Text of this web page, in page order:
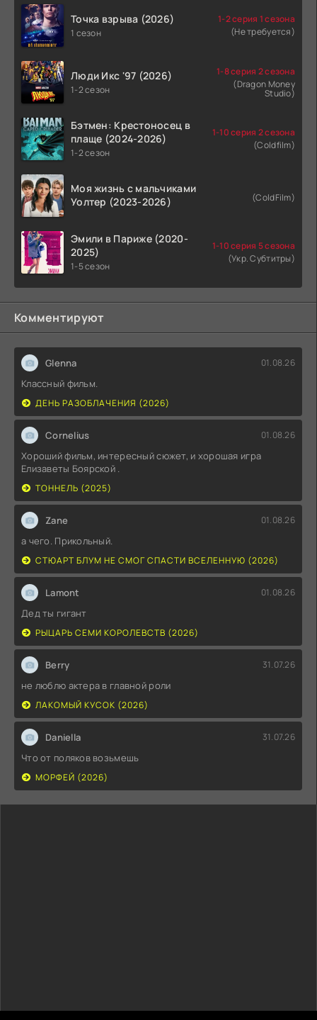
Точка взрыва (2026)
1 сезон
1-2 серия 1 сезона
(Не требуется)
Люди Икс '97 (2026)
1-2 сезон
1-8 серия 2 сезона
(Dragon Money
Studio)
Бэтмен: Крестоносец в
плаще (2024-2026)
1-2 сезон
1-10 серия 2 сезона
(Coldfilm)
Моя жизнь с мальчиками
Уолтер (2023-2026)
(ColdFilm)
Эмили в Париже (2020-
2025)
1-5 сезон
1-10 серия 5 сезона
(Укр. Субтитры)
Комментируют
Glenna 01.08.26
Классный фильм.
ДЕНЬ РАЗОБЛАЧЕНИЯ (2026)
Cornelius 01.08.26
Хороший фильм, интересный сюжет, и хорошая игра
Елизаветы Боярской .
ТОННЕЛЬ (2025)
Zane 01.08.26
а чего. Прикольный.
СТЮАРТ БЛУМ НЕ СМОГ СПАСТИ ВСЕЛЕННУЮ (2026)
Lamont 01.08.26
Дед ты гигант
РЫЦАРЬ СЕМИ КОРОЛЕВСТВ (2026)
Berry 31.07.26
не люблю актера в главной роли
ЛАКОМЫЙ КУСОК (2026)
Daniella 31.07.26
Что от поляков возьмешь
МОРФЕЙ (2026)